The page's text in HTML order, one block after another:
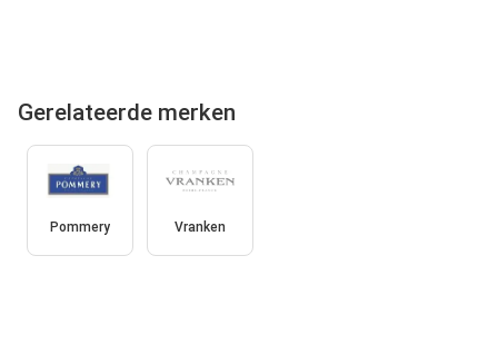
Gerelateerde merken
Pommery Vranken